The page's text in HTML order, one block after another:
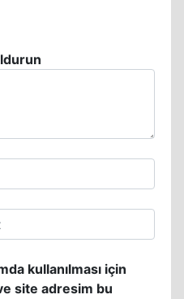
kullanılması için
site adresim bu